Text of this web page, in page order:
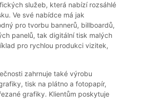
služeb, která nabízí rozsáhlé
Ve své nabídce má jak
pro tvorbu bannerů, billboardů,
panelů, tak digitální tisk malých
pro rychlou produkci vizitek,
zahrnuje také výrobu
tisk na plátno a fotopapír,
grafiky. Klientům poskytuje